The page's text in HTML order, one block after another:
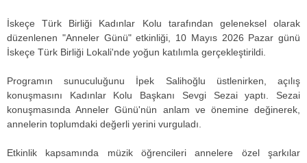
İskeçe Türk Birliği Kadınlar Kolu tarafından geleneksel olarak
düzenlenen "Anneler Günü" etkinliği, 10 Mayıs 2026 Pazar günü
İskeçe Türk Birliği Lokali'nde yoğun katılımla gerçekleştirildi.
Programın sunuculuğunu İpek Salihoğlu üstlenirken, açılış
konuşmasını Kadınlar Kolu Başkanı Sevgi Sezai yaptı. Sezai
konuşmasında Anneler Günü'nün anlam ve önemine değinerek,
annelerin toplumdaki değerli yerini vurguladı.
Etkinlik kapsamında müzik öğrencileri annelere özel şarkılar